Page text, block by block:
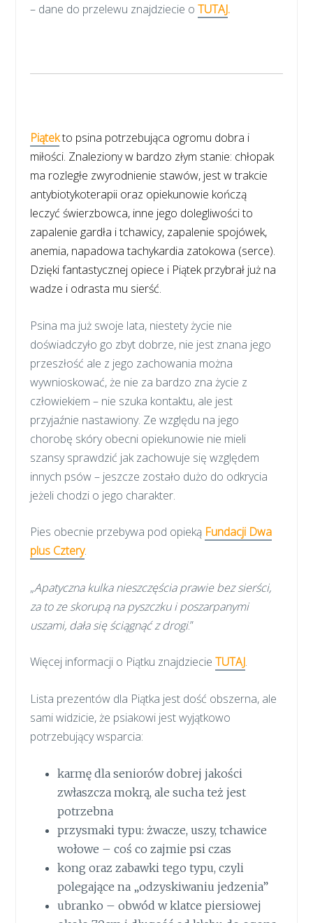
– dane do przelewu znajdziecie oTUTAJ.
Piątekto psina potrzebująca ogromu dobra i
miłości. Znaleziony w bardzo złym stanie: chłopak
ma rozległe zwyrodnienie stawów, jest w trakcie
antybiotykoterapii oraz opiekunowie kończą
leczyć świerzbowca, inne jego dolegliwości to
zapalenie gardła i tchawicy, zapalenie spojówek,
anemia, napadowa tachykardia zatokowa (serce).
Dzięki fantastycznej opiece i Piątek przybrał już na
wadze i odrasta mu sierść.
Psina ma już swoje lata, niestety życie nie
doświadczyło go zbyt dobrze, nie jest znana jego
przeszłość ale z jego zachowania można
wywnioskować, że nie za bardzo zna życie z
człowiekiem – nie szuka kontaktu, ale jest
przyjaźnie nastawiony. Ze względu na jego
chorobę skóry obecni opiekunowie nie mieli
szansy sprawdzić jak zachowuje się względem
innych psów – jeszcze zostało dużo do odkrycia
jeżeli chodzi o jego charakter.
Pies obecnie przebywa pod opieką Fundacji Dwa
plus Cztery.
„Apatyczna kulka nieszczęścia prawie bez sierści,
za to ze skorupą na pyszczku i poszarpanymi
uszami, dała się ściągnąć z drogi.”
Więcej informacji o Piątku znajdziecieTUTAJ.
Lista prezentów dla Piątka jest dość obszerna, ale
sami widzicie, że psiakowi jest wyjątkowo
potrzebujący wsparcia:
karmę dla seniorów dobrej jakości
zwłaszcza mokrą, ale sucha też jest
potrzebna
przysmaki typu: żwacze, uszy, tchawice
wołowe – coś co zajmie psi czas
kong oraz zabawki tego typu, czyli
polegające na „odzyskiwaniu jedzenia”
ubranko – obwód w klatce piersiowej